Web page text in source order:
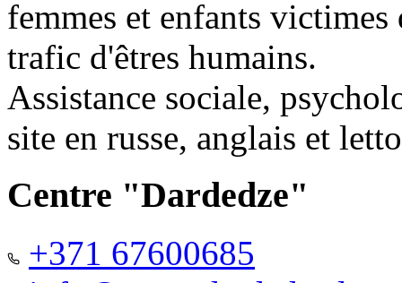
femmes et enfants
trafic d'êtres humains.
Assistance sociale,
site en russe, anglais et
Centre "Dardedze"
+371 67600685